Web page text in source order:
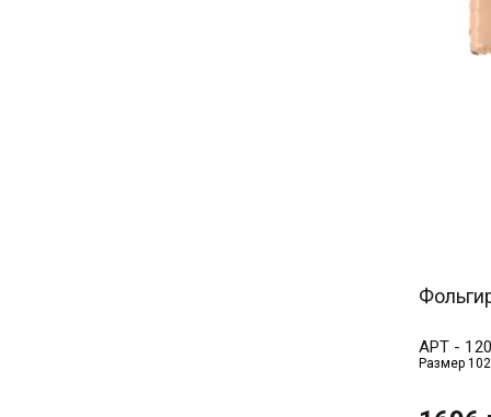
АРТ -
Размер